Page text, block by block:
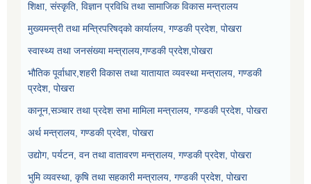
शिक्षा, संस्कृति, विज्ञान प्रविधि तथा सामाजिक विकास मन्त्रालय
मुख्यमन्त्री तथा मन्त्रिपरिषद्को कार्यालय, गण्डकी प्रदेश, पोखरा
स्वास्थ्य तथा जनसंख्या मन्त्रालय,गण्डकी प्रदेश,पोखरा
भौतिक पूर्वाधार,शहरी विकास तथा यातायात व्यवस्था मन्त्रालय, गण्डकी
प्रदेश, पोखरा
कानून,सञ्चार तथा प्रदेश सभा मामिला मन्त्रालय, गण्डकी प्रदेश, पोखरा
अर्थ मन्त्रालय, गण्डकी प्रदेश, पोखरा
उद्योग, पर्यटन, वन तथा वातावरण मन्त्रालय, गण्डकी प्रदेश, पोखरा
भुमि व्यवस्था, कृषि तथा सहकारी मन्त्रालय, गण्डकी प्रदेश, पोखरा